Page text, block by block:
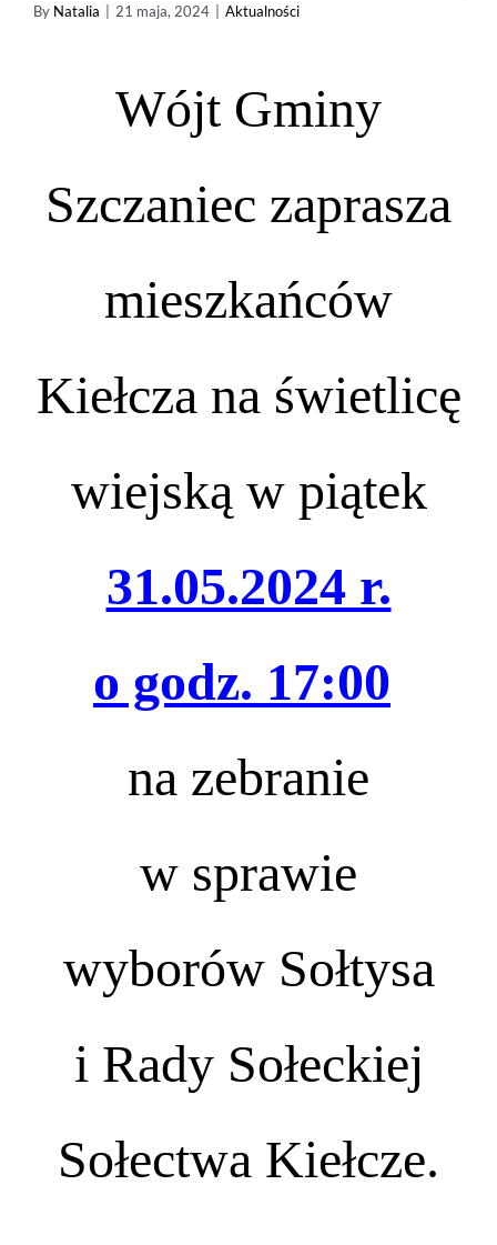
By Natalia 21 maja, 2024 Aktualności
Wójt Gminy
Szczaniec zaprasza
mieszkańców
Kiełcza na świetlicę
wiejską w piątek
31.05.2024 r.
o godz. 17:00
na zebranie
w sprawie
wyborów Sołtysa
i Rady Sołeckiej
Sołectwa Kiełcze.